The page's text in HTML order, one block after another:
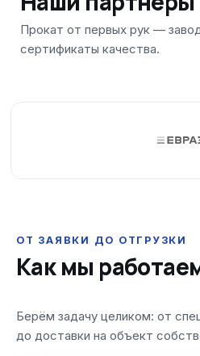
ОТ ЗАЯВКИ ДО ОТГРУЗКИ
Как мы
Берём задачу целиком: от
до доставки на объект